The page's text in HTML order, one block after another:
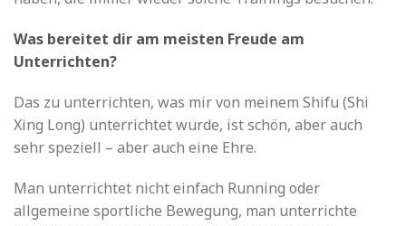
Was bereitet dir am meisten Freude am
Unterrichten?
Das zu unterrichten, was mir von meinem Shifu (Shi
Xing Long) unterrichtet wurde, ist schön, aber auch
sehr speziell – aber auch eine Ehre.
Man unterrichtet nicht einfach Running oder
allgemeine sportliche Bewegung, man unterrichte